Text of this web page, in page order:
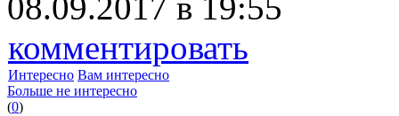
08.09.2017 в 19:55
комментировать
Интересно Вам интересно
Больше не интересно
(0)